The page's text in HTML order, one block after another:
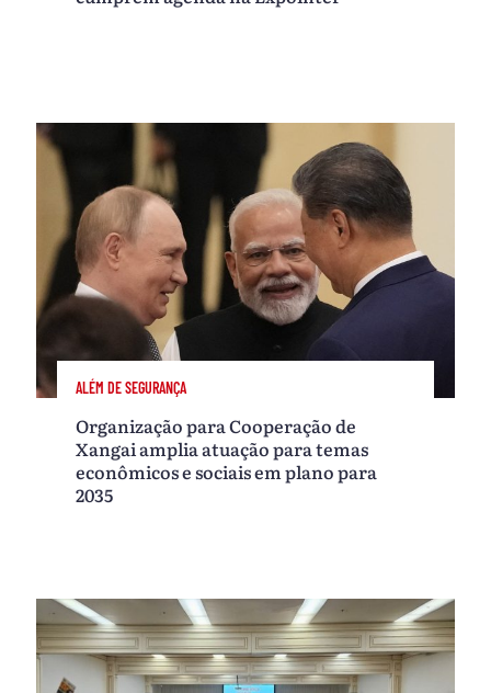
ALÉM DE SEGURANÇA
Organização para Cooperação de
Xangai amplia atuação para temas
econômicos e sociais em plano para
2035